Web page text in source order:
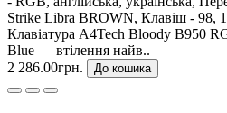
Strike Libra BROWN, Клавіш - 98,
Клавіатура A4Tech Bloody B950
Blue — втілення найв..
2 286.00грн.
До кошика